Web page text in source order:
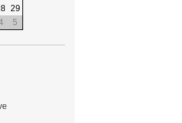
29
5